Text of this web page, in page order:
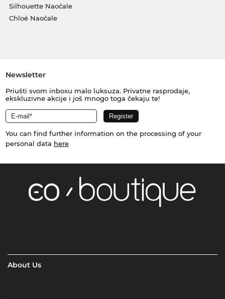
Silhouette Naočale
Chloé Naočale
Newsletter
Priušti svom inboxu malo luksuza. Privatne rasprodaje,
ekskluzivne akcije i još mnogo toga čekaju te!
You can find further information on the processing of your
personal data here
About Us